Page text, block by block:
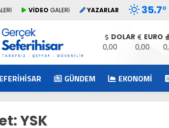
VİDEO GALERİ YAZARLAR 35.7°
DOLAR
0,00
EURO
0,00
GÜNDEM EKONOMI
YSK